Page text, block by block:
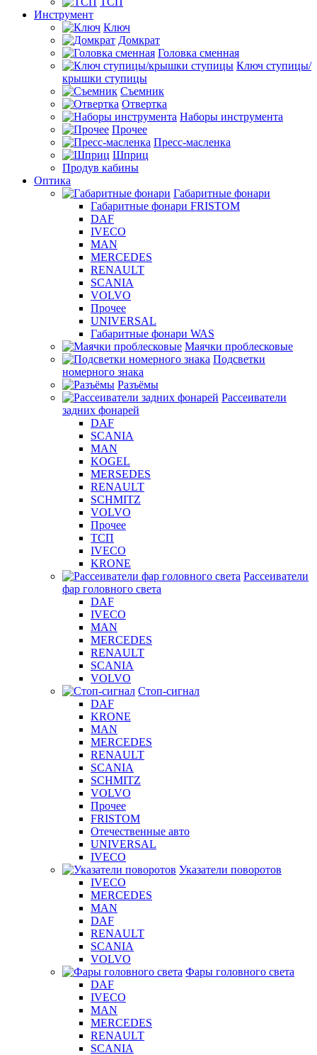
Инструмент
Ключ
Домкрат
Головка сменная
Ключ ступицы/
крышки ступицы
Съемник
Отвертка
Наборы инструмента
Прочее
Пресс-масленка
Шприц
Продув кабины
Оптика
Габаритные фонари
Габаритные фонари FRISTOM
DAF
IVECO
MAN
MERCEDES
RENAULT
SCANIA
VOLVO
Прочее
UNIVERSAL
Габаритные фонари WAS
Маячки проблесковые
Подсветки
номерного знака
Разъёмы
Рассеиватели
задних фонарей
DAF
SCANIA
MAN
KOGEL
MERSEDES
RENAULT
SCHMITZ
VOLVO
Прочее
ТСП
IVECO
KRONE
Рассеиватели
фар головного света
DAF
IVECO
MAN
MERCEDES
RENAULT
SCANIA
VOLVO
Стоп-сигнал
DAF
KRONE
MAN
MERCEDES
RENAULT
SCANIA
SCHMITZ
VOLVO
Прочее
FRISTOM
Отечественные авто
UNIVERSAL
IVECO
Указатели поворотов
IVECO
MERCEDES
MAN
DAF
RENAULT
SCANIA
VOLVO
Фары головного света
DAF
IVECO
MAN
MERCEDES
RENAULT
SCANIA